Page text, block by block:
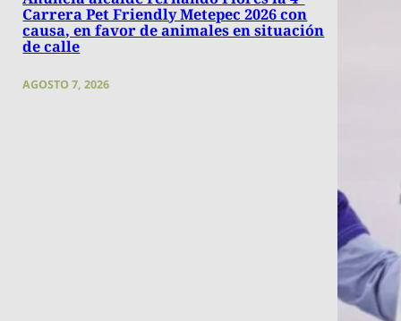
Carrera Pet Friendly Metepec 2026 con
causa, en favor de animales en situación
de calle
AGOSTO 7, 2026